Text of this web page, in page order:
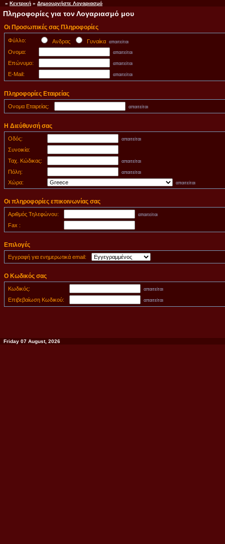
» Κεντρική » Δημιουργήστε Λογαριασμό
Πληροφορίες για τον Λογαριασμό μου
Οι Προσωπικές σας Πληροφορίες
Φύλλο: Ανδρας Γυναίκα απαιτείται
Ονομα: απαιτείται
Επώνυμο: απαιτείται
E-Mail: απαιτείται
Πληροφορίες Εταιρείας
Ονομα Εταιρείας: απαιτείται
Η Διεύθυνσή σας
Οδός: απαιτείται
Συνοικία:
Ταχ. Κώδικας:
απαιτείται
Πόλη: απαιτείται
Χώρα: απαιτείται
Οι πληροφορίες επικοινωνίας σας
Αριθμός Τηλεφώνου: απαιτείται
Fax :
Επιλογές
Εγγραφή για ενημερωτικά email:
Ο Κωδικός σας
Κωδικός: απαιτείται
Επιβεβαίωση Κωδικού: απαιτείται
Friday 07 August, 2026